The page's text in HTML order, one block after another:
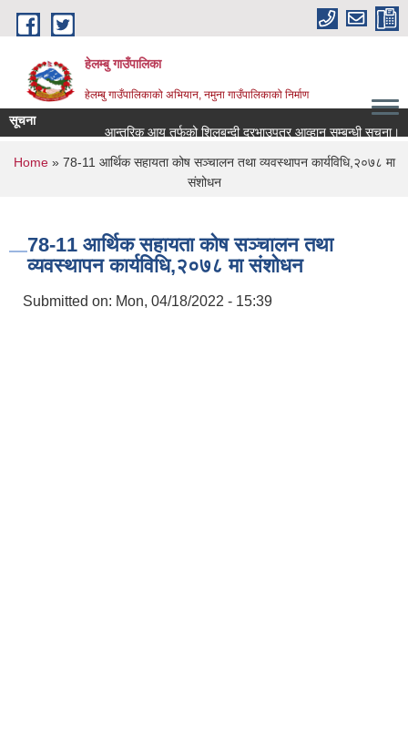
Skip to main content
हेलम्बु गाउँपालिका
हेलम्बु गाउँपालिकाको अभियान, नमुना गाउँपालिकाको निर्माण
सूचना
आन्तरिक आय तर्फको शिलबन्दी दरभाउपत्र आव्हान सम्बन्धी सूचना।
You are here
Home» 78-11 आर्थिक सहायता कोष सञ्चालन तथा व्यवस्थापन कार्यविधि,२०७८ मा
संशोधन
78-11 आर्थिक सहायता कोष सञ्चालन तथा
व्यवस्थापन कार्यविधि,२०७८ मा संशोधन
Submitted on: Mon, 04/18/2022 - 15:39